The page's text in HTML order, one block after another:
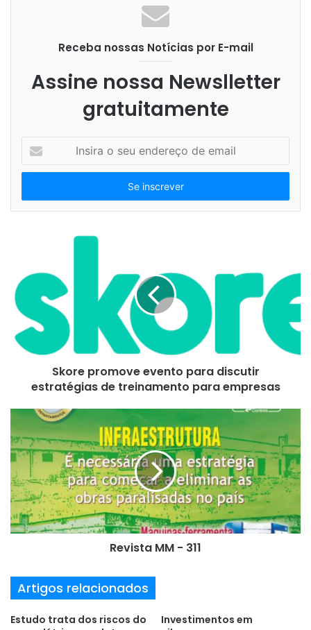
Conexões de dados
datacenters elétrica Hubbell
infraestrutura SOB Brasil webinar
Receba nossas Notícias por E-mail
Assine nossa Newslletter
gratuitamente
s
r
u
d
e
r
e
m
i
l
Skore promove evento para discutir
estratégias de treinamento para empresas
Revista MM - 311
Artigos relacionados
Estudo trata dos riscos do
Investimentos em